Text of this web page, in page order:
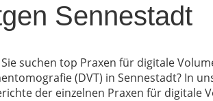
Sennestadt
suchen top Praxen für digitale
(DVT) in Sennestadt? In
der einzelnen Praxen für digitale